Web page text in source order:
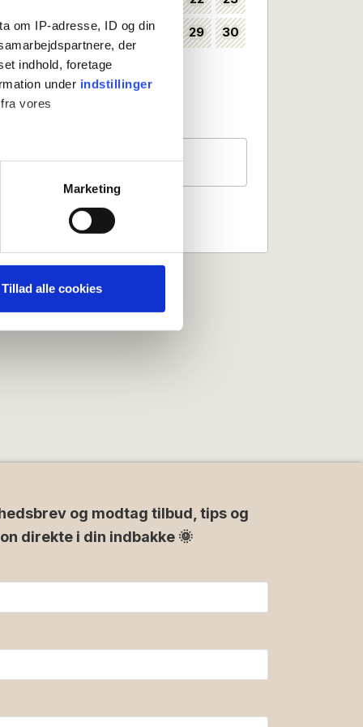
om IP-adresse, ID og din
der
indhold, foretage
under indstillinger
vores
og til at analysere
for sociale medier,
Marketing
Tillad alle cookies
24 25 26 27 29 30
31
Kan vælges som ankomstdag
Ankomst ikke mulig
og modtag tilbud, tips og
direkte i din indbakke 🌞